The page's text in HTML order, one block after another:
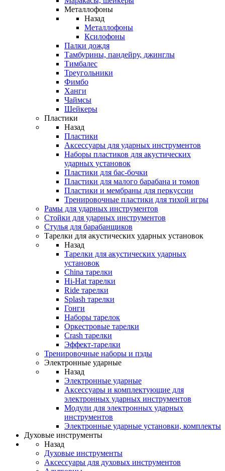
Металлофоны
Назад
Металлофоны
Ксилофоны
Палки дождя
Тамбурины, пандейру, джинглы
Тимбалес
Треугольники
Фимбо
Ханги
Чаймсы
Шейкеры
Пластики
Назад
Пластики
Аксессуары для ударных инструментов
Наборы пластиков для акустических
ударных установок
Пластики для бас-бочки
Пластики для малого барабана и томов
Пластики и мембраны для перкуссии
Тренировочные пластики для тихой игры
Рамы для ударных инструментов
Стойки для ударных инструментов
Стулья для барабанщиков
Тарелки для акустических ударных установок
Назад
Тарелки для акустических ударных
установок
China тарелки
Hi-Hat тарелки
Ride тарелки
Splash тарелки
Гонги
Наборы тарелок
Оркестровые тарелки
Сrash тарелки
Эффект-тарелки
Тренировочные наборы и пэды
Электронные ударные
Назад
Электронные ударные
Аксессуары и комплектующие для
электронных ударных инструментов
Модули для электронных ударных
инструментов
Электронные ударные установки, комплекты
Духовые инструменты
Назад
Духовые инструменты
Аксессуары для духовых инструментов